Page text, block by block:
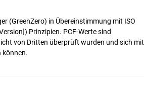
(GreenZero) in Übereinstimmung mit ISO
Prinzipien. PCF-Werte sind
von Dritten überprüft wurden und sich mit
können.